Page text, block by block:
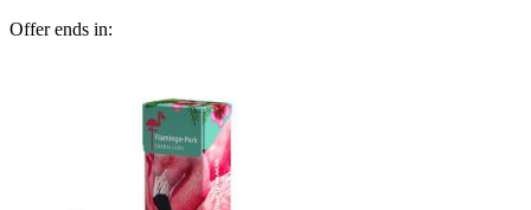
Offer ends in: